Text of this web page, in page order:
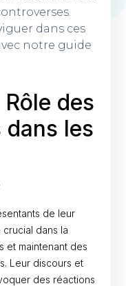
dans ces
notre guide
des
dans les
de leur
crucial dans la
et maintenant des
Leur discours et
des réactions